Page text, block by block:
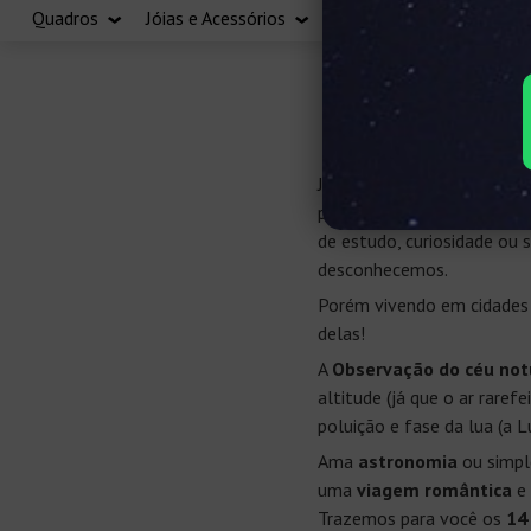
Quadros Jóias e Acessórios
Os 14
Já falamos sobre as
para
diversas teorias e
de estudo, curiosidade
desconhecemos.
Porém vivendo em
delas!
A Observação do céu
altitude (já que o ar
poluição e fase da lua (a
Ama astronomia ou
uma viagem romântica
Trazemos para você os